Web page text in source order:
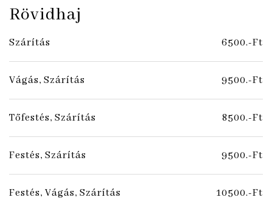
Rövidhaj
Szárítás 6500.-Ft
Vágás, Szárítás 9500.-Ft
Tőfestés, Szárítás 8500.-Ft
Festés, Szárítás 9500.-Ft
Festés, Vágás, Szárítás 10500.-Ft